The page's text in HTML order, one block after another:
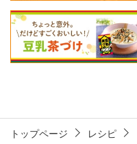
トップページ レシピ